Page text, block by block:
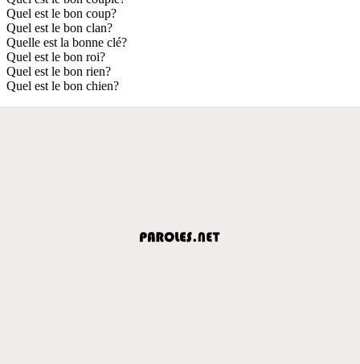
Quel est le bon coup?
Quel est le bon clan?
Quelle est la bonne clé?
Quel est le bon roi?
Quel est le bon rien?
Quel est le bon chien?